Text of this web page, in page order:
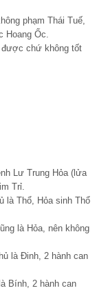
phạm Thái Tuế,
Hoang Ốc.
chứ không tốt
Lư Trung Hỏa (lửa
Trỉ.
là Thổ, Hỏa sinh Thổ
là Hỏa, nên không
là Đinh, 2 hành can
Bính, 2 hành can